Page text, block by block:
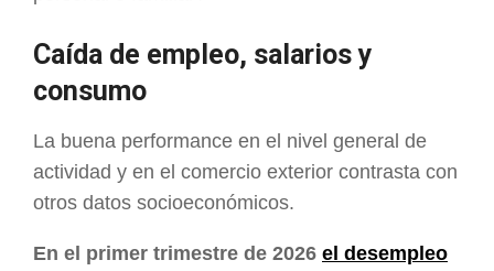
Caída de empleo, salarios y
consumo
La buena performance en el nivel general de
actividad y en el comercio exterior contrasta con
otros datos socioeconómicos.
En el primer trimestre de 2026 el desempleo